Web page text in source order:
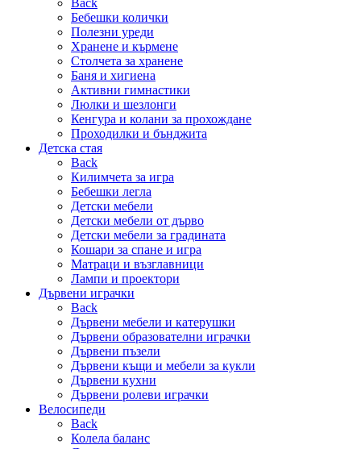
Back
Бебешки колички
Полезни уреди
Хранене и кърмене
Столчета за хранене
Баня и хигиена
Активни гимнастики
Люлки и шезлонги
Кенгура и колани за прохождане
Проходилки и бънджита
Детска стая
Back
Килимчета за игра
Бебешки легла
Детски мебели
Детски мебели от дърво
Детски мебели за градината
Кошари за спане и игра
Матраци и възглавници
Лампи и проектори
Дървени играчки
Back
Дървени мебели и катерушки
Дървени образователни играчки
Дървени пъзели
Дървени къщи и мебели за кукли
Дървени кухни
Дървени ролеви играчки
Велосипеди
Back
Колела баланс